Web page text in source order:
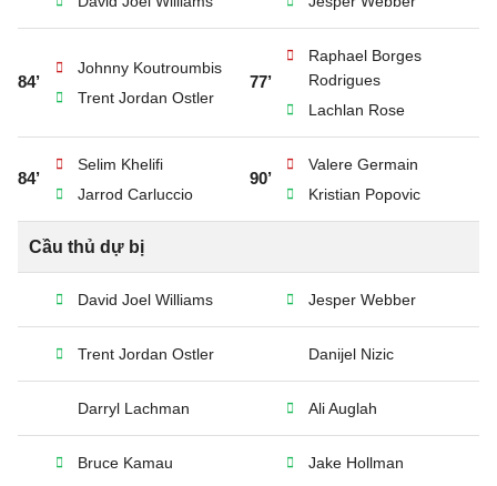
84’
Johnny Koutroumbis
Trent Jordan Ostler
77’
Raphael Borges
Rodrigues
Lachlan Rose
84’
Selim Khelifi
Jarrod Carluccio
90’
Valere Germain
Kristian Popovic
Cầu thủ dự bị
David Joel Williams Jesper Webber
Trent Jordan Ostler Danijel Nizic
Darryl Lachman Ali Auglah
Bruce Kamau Jake Hollman